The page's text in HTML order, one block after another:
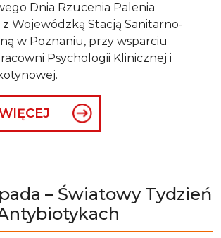
Dnia Rzucenia Palenia
Wojewódzką Stacją Sanitarno-
w Poznaniu, przy wsparciu
Psychologii Klinicznej i
– Światowy Tydzień